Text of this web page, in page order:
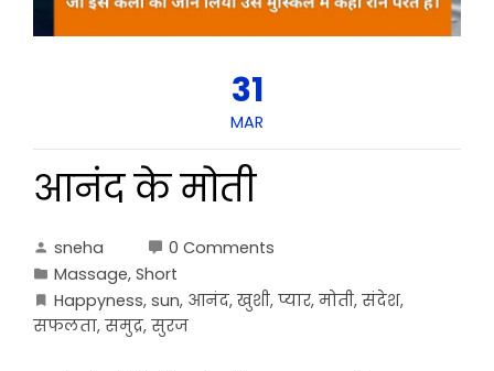
31
MAR
आनंद के मोती
sneha
0 Comments
Massage, Short
Happyness, sun, आनंद, खुशी, प्यार, मोती, संदेश,
सफलता, समुद्र, सुरज